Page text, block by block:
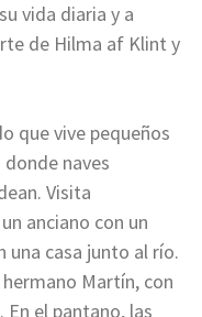
vida diaria y a
de Hilma af Klint y
que vive pequeños
naves
Visita
anciano con un
una casa junto al río.
Martín, con
En el pantano, las